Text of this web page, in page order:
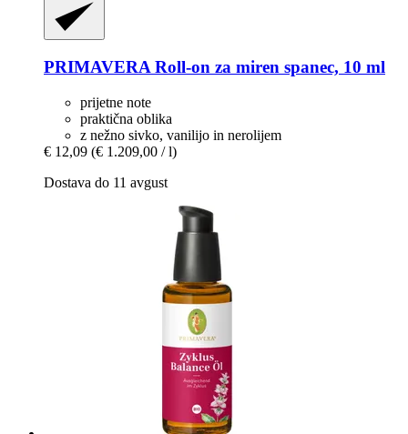
PRIMAVERA Roll-​on za miren spanec, 10 ml
prijetne note
praktična oblika
z nežno sivko, vanilijo in nerolijem
€ 12,09 (€ 1.209,00 / l)
Dostava do 11 avgust